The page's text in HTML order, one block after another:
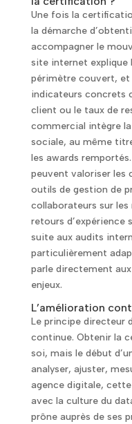
Une fois la
la démarche
accompagner le
site internet explique
périmètre couvert, et
indicateurs concrets
client ou le taux de
commercial intègre
sociale, au même
les awards
peuvent valoriser les
outils de gestion de
collaborateurs sur
retours d’expérience
suite aux audits
particulièrement
parle directement
enjeux.
L’amélioration
Le principe directeur
continue. Obtenir la
soi, mais le début
analyser, ajuster,
agence digitale,
avec la culture du
prône auprès de ses